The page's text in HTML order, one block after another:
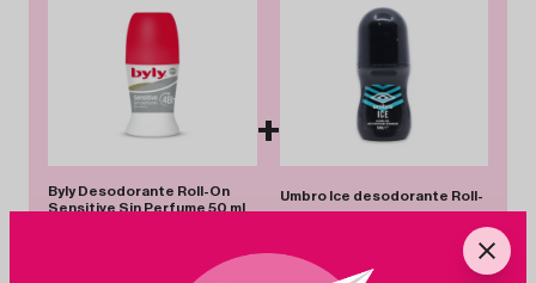
Byly Desodorante Roll-On
Sensitive Sin Perfume 50 ml
+
Umbro Ice desodorante Roll-